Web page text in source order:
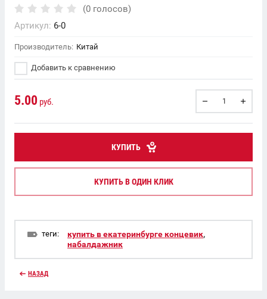
(0 голосов)
Артикул: 6-0
Производитель: Китай
Добавить к сравнению
5.00 руб.
КУПИТЬ
КУПИТЬ В ОДИН КЛИК
теги: купить в екатеринбурге концевик,
набалдажник
НАЗАД